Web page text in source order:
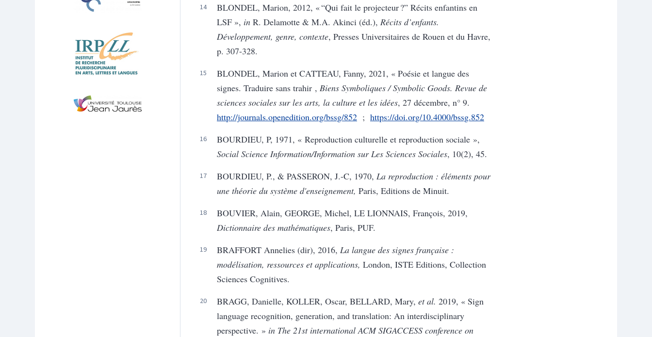
BLONDEL, Marion, 2012, « “Qui fait le projecteur ?” Récits enfantins en
LSF », in R. Delamotte & M.A. Akinci (éd.), Récits d’enfants.
Développement, genre, contexte, Presses Universitaires de Rouen et du Havre,
p. 307-328.
BLONDEL, Marion et CATTEAU, Fanny, 2021, « Poésie et langue des
signes. Traduire sans trahir , Biens Symboliques / Symbolic Goods. Revue de
sciences sociales sur les arts, la culture et les idées, 27 décembre, n° 9.
http://journals.openedition.org/bssg/852 ; https://doi.org/10.4000/bssg.852
BOURDIEU, P, 1971, « Reproduction culturelle et reproduction sociale »,
Social Science Information/Information sur Les Sciences Sociales, 10(2), 45.
BOURDIEU, P., & PASSERON, J.-C, 1970, La reproduction : éléments pour
une théorie du système d'enseignement, Paris, Editions de Minuit.
BOUVIER, Alain, GEORGE, Michel, LE LIONNAIS, François, 2019,
Dictionnaire des mathématiques, Paris, PUF.
BRAFFORT Annelies (dir), 2016, La langue des signes française :
modélisation, ressources et applications, London, ISTE Editions, Collection
Sciences Cognitives.
BRAGG, Danielle, KOLLER, Oscar, BELLARD, Mary, et al. 2019, « Sign
language recognition, generation, and translation: An interdisciplinary
perspective. » in The 21st international ACM SIGACCESS conference on